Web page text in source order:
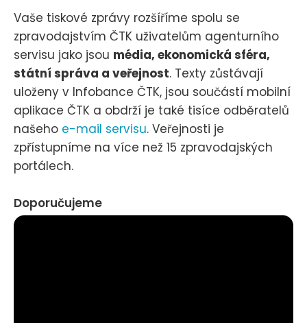
Vaše tiskové zprávy rozšíříme spolu se
zpravodajstvím ČTK uživatelům agenturního
servisu jako jsou média, ekonomická sféra,
státní správa a veřejnost. Texty zůstávají
uloženy v Infobance ČTK, jsou součástí mobilní
aplikace ČTK a obdrží je také tisíce odběratelů
našeho e-mail servisu. Veřejnosti je
zpřístupníme na více než 15 zpravodajských
portálech.
Doporučujeme